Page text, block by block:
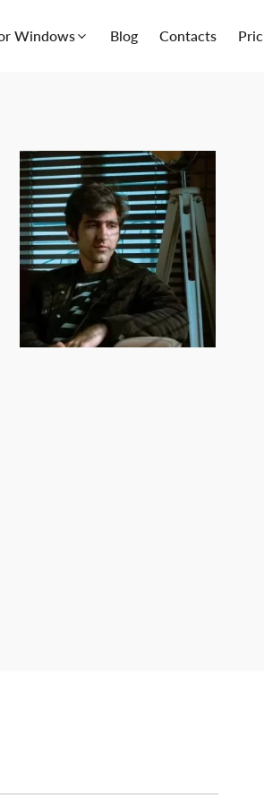
Windows Blog Contacts